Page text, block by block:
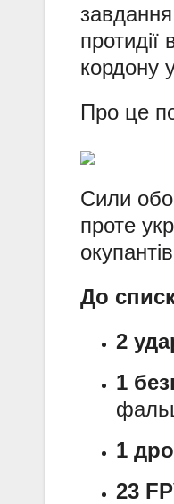
кордону
Про це
Сили
проте
До
2
1
1
23